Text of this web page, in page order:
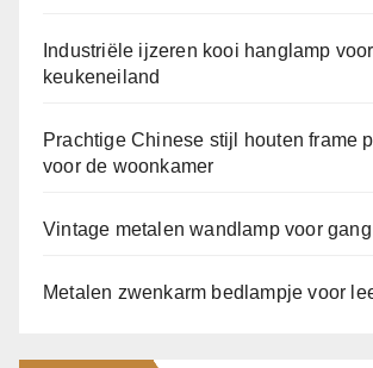
Industriële ijzeren kooi hanglamp voor
keukeneiland
Prachtige Chinese stijl houten frame
voor de woonkamer
Vintage metalen wandlamp voor gang
Metalen zwenkarm bedlampje voor